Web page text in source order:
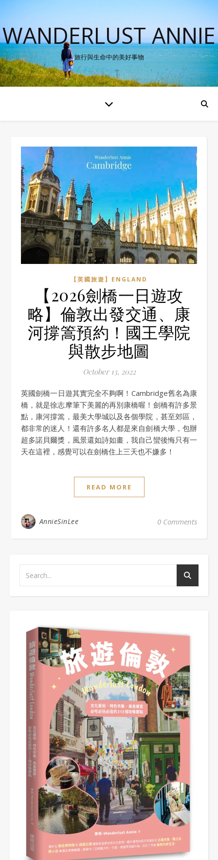
WANDERLUST ANNIE
旅行與生命中的美好事物
【英國旅遊】ENGLAND
【2026劍橋一日遊攻
略】倫敦出發交通、康
河撐篙預約！國王學院
與散步地圖
October 13, 2022
英國劍橋一日遊其實完全不夠啊！Cambridge舊名為康
橋，就是徐志摩筆下美麗的再別康橋喔！劍橋有許多景
點，康河撐篙，最美大學城以及各個學院，甚至郊區，
都非常的迷人！還有許多名人都是來自劍橋大學，包辦
超多諾貝爾獎，風景還如詩如畫，我自己蠻後悔只有一
天在這裡，感覺可以在劍橋住上三天也不嫌多！
READ MORE
AnnieSinLee 0 Comments